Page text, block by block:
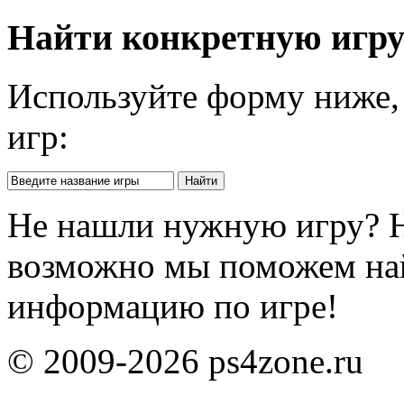
Найти конкретную
Используйте форму
игр:
Не нашли нужную игру?
возможно мы поможем
информацию по игре!
© 2009-2026 ps4zone.ru